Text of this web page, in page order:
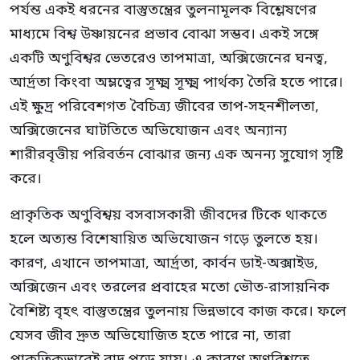
পর্যন্ত একই ধরনের বাস্তুতন্ত্রের তুলনামূলক বিশ্লেষণের
মাধ্যমে বিশ্ব উষ্ণায়নের প্রভাব বোঝা সম্ভব। একই সঙ্গে
একটি অণুবিশ্বর ভেতরেও তাপমাত্রা, অক্সিজেনের ঘনত্ব,
আর্দ্রতা কিংবা অম্লত্বের সূক্ষ্ম সূক্ষ্ম পার্থক্য তৈরি হতে পারে।
এই ক্ষুদ্র পরিবেশগত বৈচিত্র্য জীবের তাপ-সহনশীলতা,
অক্সিজেনের ঘাটতিতে অভিযোজন এবং অন্যান্য
শারীরবৃত্তীয় পরিবর্তন বোঝার জন্য এক অনন্য সুযোগ সৃষ্টি
করে।
প্রাকৃতিক অণুবিশ্বয় বসবাসকারী জীবদের টিকে থাকতে
হলে অত্যন্ত বিশেষায়িত অভিযোজন গড়ে তুলতে হয়।
কারণ, এখানে তাপমাত্রা, আর্দ্রতা, কার্বন ডাই-অক্সাইড,
অক্সিজেন এবং তরলের প্রবাহের মতো ভৌত-রাসায়নিক
বৈশিষ্ট্য বৃহৎ বাস্তুতন্ত্রের তুলনায় ভিন্নভাবে কাজ করে। ফলে
যেসব জীব দ্রুত অভিযোজিত হতে পারে না, তারা